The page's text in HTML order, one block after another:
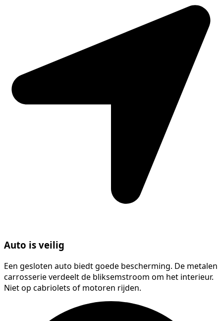
Auto is veilig
Een gesloten auto biedt goede bescherming. De metalen
carrosserie verdeelt de bliksemstroom om het interieur.
Niet op cabriolets of motoren rijden.